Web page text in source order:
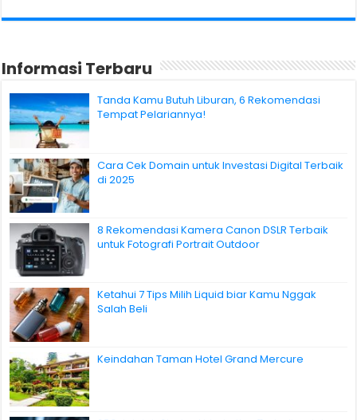
Informasi Terbaru
Tanda Kamu Butuh Liburan, 6 Rekomendasi
Tempat Pelariannya!
Cara Cek Domain untuk Investasi Digital Terbaik
di 2025
8 Rekomendasi Kamera Canon DSLR Terbaik
untuk Fotografi Portrait Outdoor
Ketahui 7 Tips Milih Liquid biar Kamu Nggak
Salah Beli
Keindahan Taman Hotel Grand Mercure